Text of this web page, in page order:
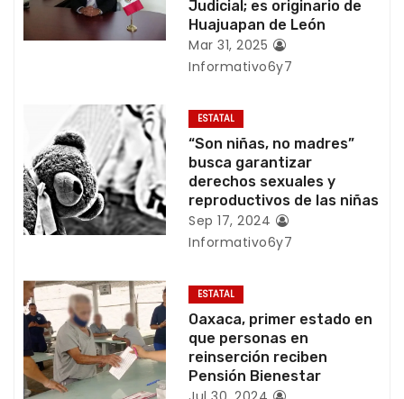
i
e
e
t
r
a
Judicial; es originario de
Huajuapan de León
Mar 31, 2025
Informativo6y7
ESTATAL
“Son niñas, no madres”
busca garantizar
derechos sexuales y
reproductivos de las niñas
Sep 17, 2024
Informativo6y7
ESTATAL
Oaxaca, primer estado en
que personas en
reinserción reciben
Pensión Bienestar